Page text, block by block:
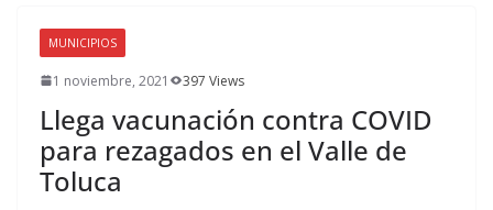
MUNICIPIOS
1 noviembre, 2021 397 Views
Llega vacunación contra COVID
para rezagados en el Valle de
Toluca